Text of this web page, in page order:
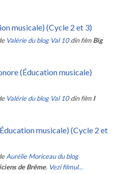
musicale) (Cycle 2 et 3)
Valérie du blog Val 10 din film Big
(Éducation musicale)
Valérie du blog Val 10 din film I
musicale) (Cycle 2 et
Aurélie Moriceau du blog
de Brême. Vezi filmul...